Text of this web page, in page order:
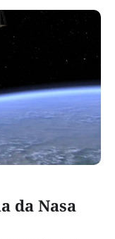
da Nasa